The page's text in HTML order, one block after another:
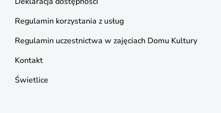
Regulamin korzystania z usług
Regulamin uczestnictwa w zajęciach Domu Kultury
Kontakt
Świetlice